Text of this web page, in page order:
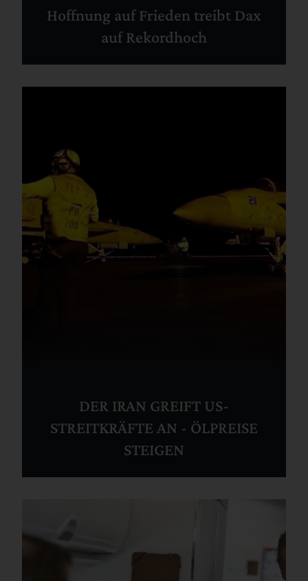
Hoffnung auf Frieden treibt Dax
auf Rekordhoch
DER IRAN GREIFT US-
STREITKRÄFTE AN - ÖLPREISE
STEIGEN